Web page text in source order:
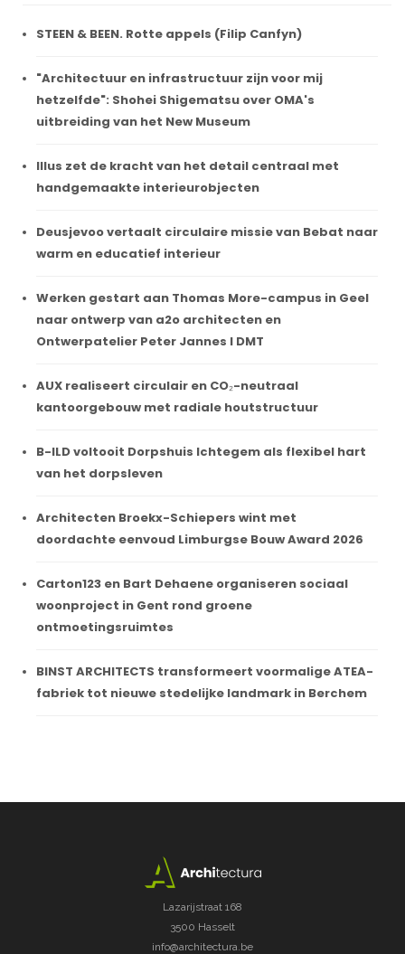
STEEN & BEEN. Rotte appels (Filip Canfyn)
"Architectuur en infrastructuur zijn voor mij
hetzelfde": Shohei Shigematsu over OMA's
uitbreiding van het New Museum
Illus zet de kracht van het detail centraal met
handgemaakte interieurobjecten
Deusjevoo vertaalt circulaire missie van Bebat naar
warm en educatief interieur
Werken gestart aan Thomas More-campus in Geel
naar ontwerp van a2o architecten en
Ontwerpatelier Peter Jannes I DMT
AUX realiseert circulair en CO₂-neutraal
kantoorgebouw met radiale houtstructuur
B-ILD voltooit Dorpshuis Ichtegem als flexibel hart
van het dorpsleven
Architecten Broekx-Schiepers wint met
doordachte eenvoud Limburgse Bouw Award 2026
Carton123 en Bart Dehaene organiseren sociaal
woonproject in Gent rond groene
ontmoetingsruimtes
BINST ARCHITECTS transformeert voormalige ATEA-
fabriek tot nieuwe stedelijke landmark in Berchem
Lazarijstraat 168
3500 Hasselt
info@architectura.be